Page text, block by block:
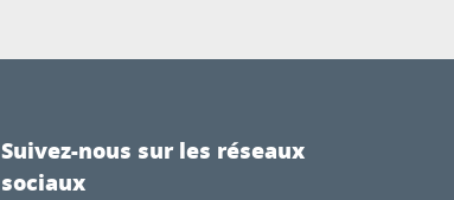
Suivez-nous sur les réseaux
sociaux